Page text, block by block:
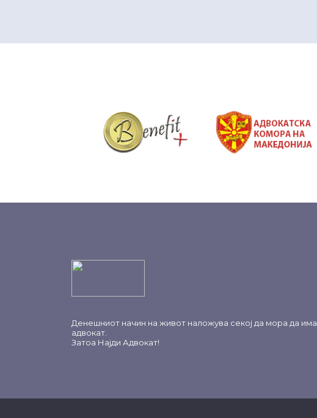
Денешниот начин на живот наложува секој да мора да има
адвокат.
Затоа Најди Адвокат!